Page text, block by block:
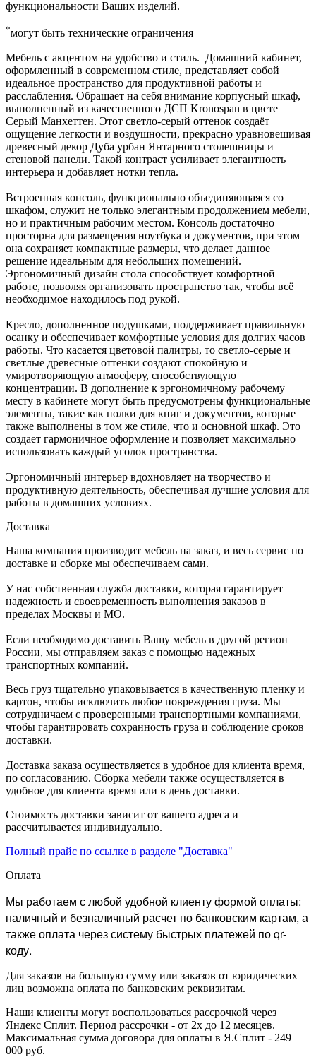
функциональности Ваших изделий.
*могут быть технические ограничения
Мебель с акцентом на удобство и стиль. Домашний кабинет,
оформленный в современном стиле, представляет собой
идеальное пространство для продуктивной работы и
расслабления. Обращает на себя внимание корпусный шкаф,
выполненный из качественного ДСП Kronospan в цвете
Серый Манхеттен. Этот светло-серый оттенок создаёт
ощущение легкости и воздушности, прекрасно уравновешивая
древесный декор Дуба урбан Янтарного столешницы и
стеновой панели. Такой контраст усиливает элегантность
интерьера и добавляет нотки тепла.
Встроенная консоль, функционально объединяющаяся со
шкафом, служит не только элегантным продолжением мебели,
но и практичным рабочим местом. Консоль достаточно
просторна для размещения ноутбука и документов, при этом
она сохраняет компактные размеры, что делает данное
решение идеальным для небольших помещений.
Эргономичный дизайн стола способствует комфортной
работе, позволяя организовать пространство так, чтобы всё
необходимое находилось под рукой.
Кресло, дополненное подушками, поддерживает правильную
осанку и обеспечивает комфортные условия для долгих часов
работы. Что касается цветовой палитры, то светло-серые и
светлые древесные оттенки создают спокойную и
умиротворяющую атмосферу, способствующую
концентрации. В дополнение к эргономичному рабочему
месту в кабинете могут быть предусмотрены функциональные
элементы, такие как полки для книг и документов, которые
также выполнены в том же стиле, что и основной шкаф. Это
создает гармоничное оформление и позволяет максимально
использовать каждый уголок пространства.
Эргономичный интерьер вдохновляет на творчество и
продуктивную деятельность, обеспечивая лучшие условия для
работы в домашних условиях.
Доставка
Наша компания производит мебель на заказ, и весь сервис по
доставке и сборке мы обеспечиваем сами.
У нас собственная служба доставки, которая гарантирует
надежность и своевременность выполнения заказов в
пределах Москвы и МО.
Если необходимо доставить Вашу мебель в другой регион
России, мы отправляем заказ с помощью надежных
транспортных компаний.
Весь груз тщательно упаковывается в качественную пленку и
картон, чтобы исключить любое повреждения груза. Мы
сотрудничаем с проверенными транспортными компаниями,
чтобы гарантировать сохранность груза и соблюдение сроков
доставки.
Доставка заказа осуществляется в удобное для клиента время,
по согласованию. Сборка мебели также осуществляется в
удобное для клиента время или в день доставки.
Стоимость доставки зависит от вашего адреса и
рассчитывается индивидуально.
Полный прайс по ссылке в разделе "Доставка"
Оплата
Мы работаем с любой удобной клиенту формой оплаты:
наличный и безналичный расчет по банковским картам, а
также оплата через систему быстрых платежей по qr-
коду.
Для заказов на большую сумму или заказов от юридических
лиц возможна оплата по банковским реквизитам.
Наши клиенты могут воспользоваться рассрочкой через
Яндекс Сплит. Период рассрочки - от 2х до 12 месяцев.
Максимальная сумма договора для оплаты в Я.Сплит - 249
000 руб.